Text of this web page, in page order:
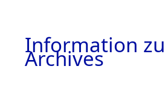
Information
Archives